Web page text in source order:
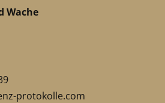
Wache
protokolle.com